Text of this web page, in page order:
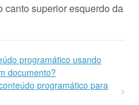
canto superior esquerdo da
programático usando
documento?
programático para